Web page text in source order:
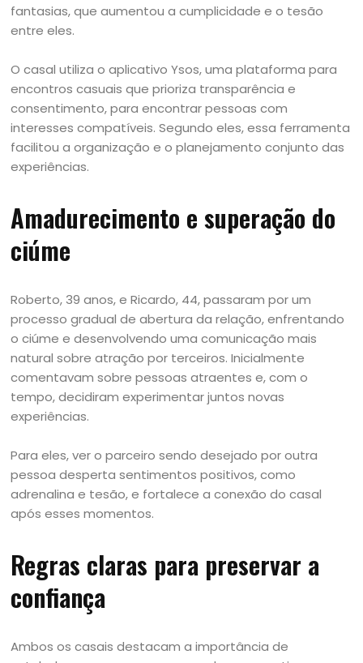
fantasias, que aumentou a cumplicidade e o tesão
entre eles.
O casal utiliza o aplicativo Ysos, uma plataforma para
encontros casuais que prioriza transparência e
consentimento, para encontrar pessoas com
interesses compatíveis. Segundo eles, essa ferramenta
facilitou a organização e o planejamento conjunto das
experiências.
Amadurecimento e superação do
ciúme
Roberto, 39 anos, e Ricardo, 44, passaram por um
processo gradual de abertura da relação, enfrentando
o ciúme e desenvolvendo uma comunicação mais
natural sobre atração por terceiros. Inicialmente
comentavam sobre pessoas atraentes e, com o
tempo, decidiram experimentar juntos novas
experiências.
Para eles, ver o parceiro sendo desejado por outra
pessoa desperta sentimentos positivos, como
adrenalina e tesão, e fortalece a conexão do casal
após esses momentos.
Regras claras para preservar a
confiança
Ambos os casais destacam a importância de